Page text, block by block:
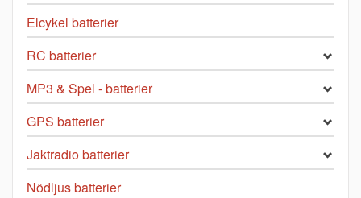
Elcykel batterier
RC batterier
MP3 & Spel - batterier
GPS batterier
Jaktradio batterier
Nödljus batterier